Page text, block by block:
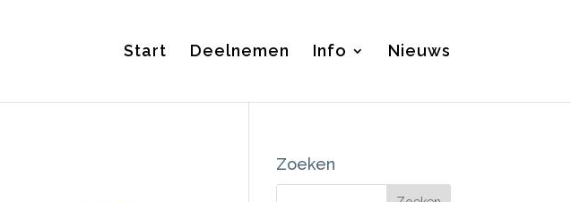
Start Deelnemen Info Nieuws
Zoeken